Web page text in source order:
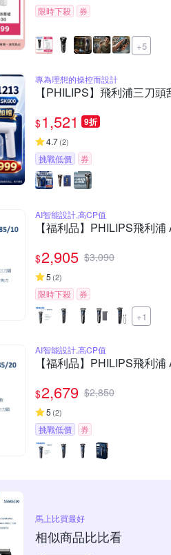
限時下殺 券
+5
專為理想的操控而設計
【PHILIPS】飛利浦三刀
$1,521 9折
4.7(2)
挑戰低價 券
AI智能設計,高CP值
【福利品】PHILIPS飛利
$2,905 $3,090
5 (2)
限時下殺 券
+1
AI智能設計,高CP值
【福利品】PHILIPS飛利
$2,679 $2,850
5 (2)
挑戰低價 券
馬上比買最好
相似商品比比看